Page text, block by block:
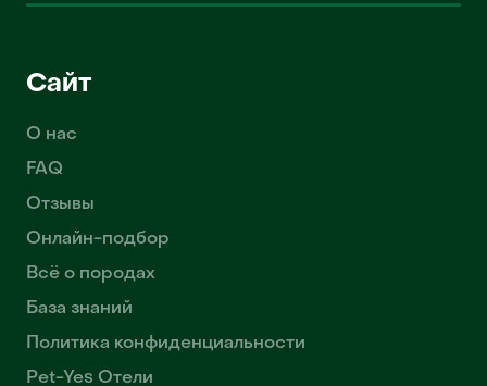
Сайт
О нас
FAQ
Отзывы
Онлайн-подбор
Всё о породах
База знаний
Политика конфиденциальности
Pet-Yes Отели